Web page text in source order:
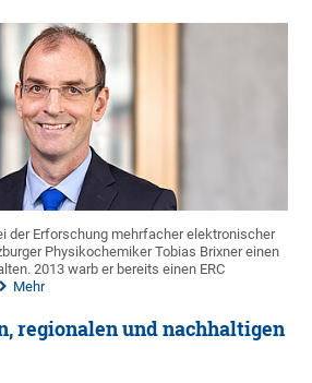
der Erforschung mehrfacher elektronischer
Physikochemiker Tobias Brixner einen
2013 warb er bereits einen ERC
Mehr
regionalen und nachhaltigen